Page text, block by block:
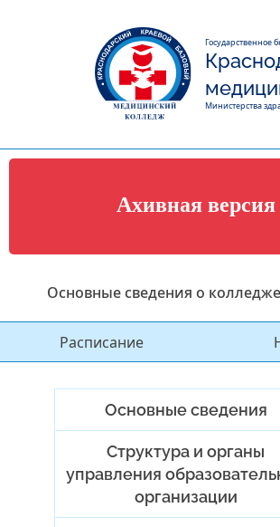
Государственное
Министерства
Ахивная
Основные сведения о колледже
Расписание
Основные сведения
Структура и органы
управления
организации